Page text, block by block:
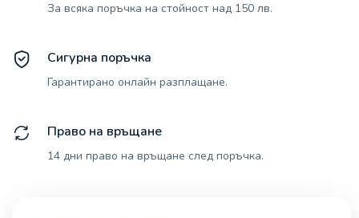
За всяка поръчка на стойност над 150 лв.
Сигурна поръчка
Гарантирано онлайн разплащане.
Право на връщане
14 дни право на връщане след поръчка.